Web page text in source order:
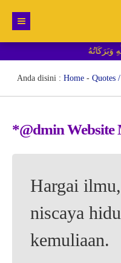
Berita
RDM MI
Anda disini : Home - Quotes
*@dmin
Hargai
niscaya
kemuliaan.